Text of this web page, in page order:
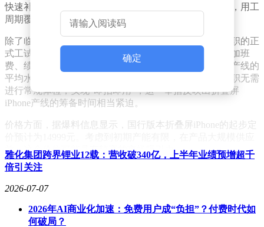
快速补充产线人力。临时工的时薪设定在22至26元之间，用工
周期覆盖整个生产高峰期。
除了临时用工，富士康还开放了正式工招聘渠道。新入职的正
式工试用期底薪为2600元，转正后提升至2950元，加上加班
费、绩效奖金和夜班补贴后，综合收入将高于厂区普通产线的
平均水平。值得注意的是，为加快招聘进度，临时工入职无需
进行常规体检，实现"即招即用"，这一举措反映出折叠屏
iPhone产线的筹备时间相当紧迫。
价格方面，据爆料信息显示，国行版本折叠屏iPhone的起步定
前，这个价位可能具有较高的市场吸引力。
确定
雅化集团跨界锂业12载：营收破340亿，上半年业绩预增超千
倍引关注
2026-07-07
2026年AI商业化加速：免费用户成“负担”？付费时代如
何破局？